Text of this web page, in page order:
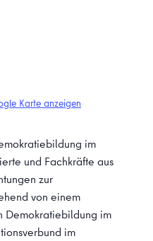
Karte anzeigen
im
und Fachkräfte aus
zur
von einem
Demokratiebildung im
im